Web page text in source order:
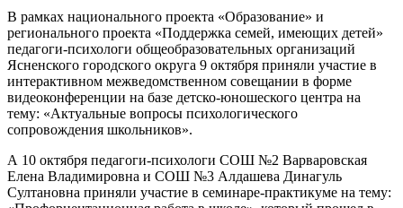
В рамках национального проекта «Образование» и
регионального проекта «Поддержка семей, имеющих детей»
педагоги-психологи общеобразовательных организаций
Ясненского городского округа 9 октября приняли участие в
интерактивном межведомственном совещании в форме
видеоконференции на базе детско-юношеского центра на
тему: «Актуальные вопросы психологического
сопровождения школьников».
А 10 октября педагоги-психологи СОШ №2 Варваровская
Елена Владимировна и СОШ №3 Алдашева Динагуль
Султановна приняли участие в семинаре-практикуме на тему: